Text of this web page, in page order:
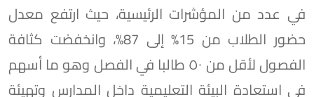
في عدد من المؤشرات الرئيسية، حيث ارتفع معدل
حضور الطلاب من 15% إلى 87%، وانخفضت كثافة
الفصول لأقل من ٥٠ طالبا في الفصل وهو ما أسهم
في استعادة البيئة التعليمية داخل المدارس وتهيئة